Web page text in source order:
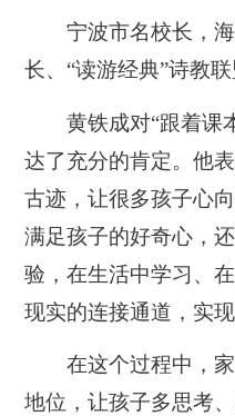
宁波市名校长，海
长、“读游经典”诗教
黄铁成对“跟着课
达了充分的肯定。他
古迹，让很多孩子心
满足孩子的好奇心，
验，在生活中学习、
现实的连接通道，实现
在这个过程中，家
地位，让孩子多思考